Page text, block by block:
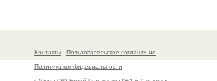
успешно выдавал
историческое
Контакты
Пользовательское соглашение
Политика конфидециальности